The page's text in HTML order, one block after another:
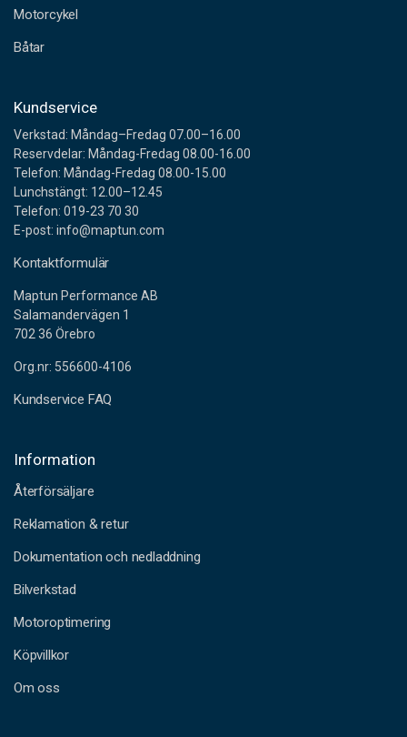
Motorcykel
Båtar
Kundservice
Verkstad: Måndag–Fredag 07.00–16.00
Reservdelar: Måndag-Fredag 08.00-16.00
Telefon: Måndag-Fredag 08.00-15.00
Lunchstängt: 12.00–12.45
Telefon: 019-23 70 30
E-post: info@maptun.com
Kontaktformulär
Maptun Performance AB
Salamandervägen 1
702 36 Örebro
Org.nr: 556600-4106
Kundservice FAQ
Information
Återförsäljare
Reklamation & retur
Dokumentation och nedladdning
Bilverkstad
Motoroptimering
Köpvillkor
Om oss